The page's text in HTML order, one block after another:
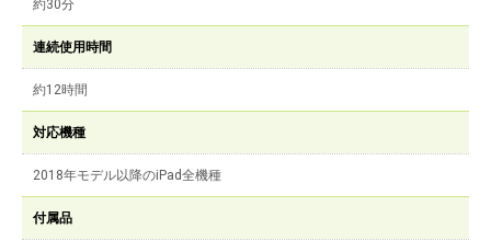
約30分
連続使用時間
約12時間
対応機種
2018年モデル以降のiPad全機種
付属品